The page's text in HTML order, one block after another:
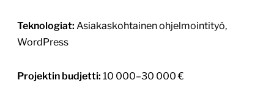
Teknologiat: Asiakaskohtainen ohjelmointityö,
WordPress
Projektin budjetti: 10 000–30 000 €